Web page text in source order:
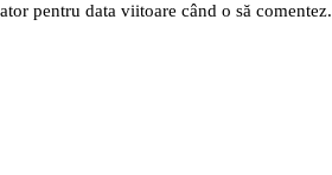
pentru data viitoare când o să comentez.